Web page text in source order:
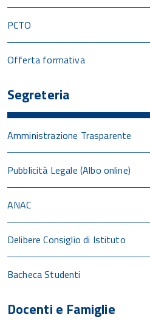
PCTO
Offerta formativa
Segreteria
Amministrazione Trasparente
Pubblicità Legale (Albo online)
ANAC
Delibere Consiglio di Istituto
Bacheca Studenti
Docenti e Famiglie